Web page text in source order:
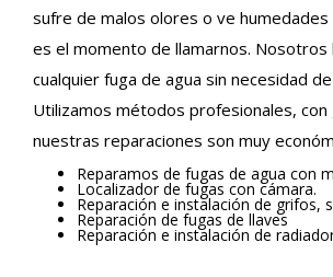
sufre de malos olores o ve
es el momento de llamarnos. Nosotros
cualquier fuga de agua sin necesidad
Utilizamos métodos profesionales,
nuestras reparaciones son muy
Reparamos de fugas de agua con
Localizador de fugas con cámara.
Reparación e instalación de grifos,
Reparación de fugas de llaves
Reparación e instalación de